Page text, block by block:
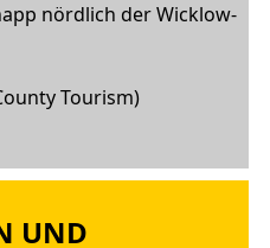
nördlich der Wicklow-
Tourism)
UND